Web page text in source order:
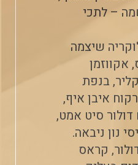
– לתכי
שיצמה
אקווזמן
בנפת
איבן איף,
סיט אמט,
נון ניבאה.
קראס